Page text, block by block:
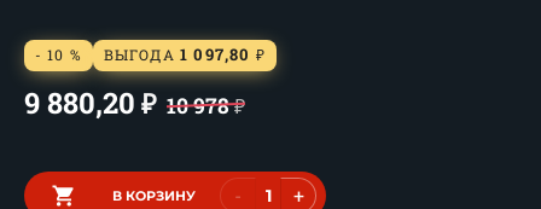
- 10 % ВЫГОДА 1 097,80 ₽
9 880,20 ₽ 10 978₽
В КОРЗИНУ - +